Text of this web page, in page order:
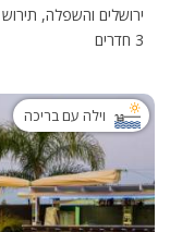
ירושלים והשפלה, תירוש
3 חדרים
וילה עם בריכה